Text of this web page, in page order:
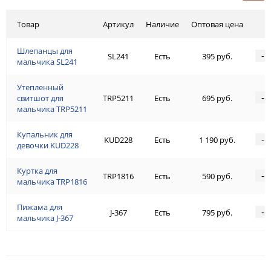
Товар
Шлепанцы для
мальчика SL241
Утепленный
свитшот для
мальчика TRP5211
Купальник для
девочки KUD228
Куртка для
мальчика TRP1816
Пижама для
мальчика J-367
Артикул Наличие Оптовая цена
SL241 Есть 395 руб. -
TRP5211 Есть 695 руб. -
KUD228 Есть 1 190 руб. -
TRP1816 Есть 590 руб. -
J-367 Есть 795 руб. -